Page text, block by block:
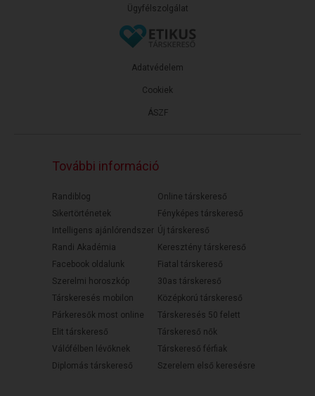
Ügyfélszolgálat
ÁSZF
Adatvédelem
Cookiek
További információ
Randiblog
Sikertörténetek
Intelligens ajánlórendszer
Randi Akadémia
Facebook oldalunk
Szerelmi horoszkóp
Társkeresés mobilon
Párkeresők most online
Elit társkereső
Válófélben lévőknek
Diplomás társkereső
Online társkereső
Fényképes társkereső
Új társkereső
Keresztény társkereső
Fiatal társkereső
30as társkereső
Középkorú társkereső
Társkeresés 50 felett
Társkereső nők
Társkereső férfiak
Szerelem első keresésre